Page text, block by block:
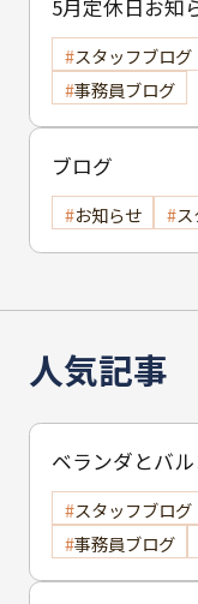
5月定休日お知
スタッフブログ
事務員ブログ
ブログ
お知らせ ス
人気記事
ベランダとバ
スタッフブログ
事務員ブログ